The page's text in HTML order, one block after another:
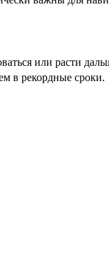
или расти
в рекордные сроки.